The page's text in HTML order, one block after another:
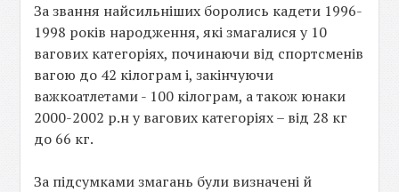
За звання найсильніших боролись кадети 1996-
1998 років народження, які змагалися у 10
вагових категоріях, починаючи від спортсменів
вагою до 42 кілограм і, закінчуючи
важкоатлетами - 100 кілограм, а також юнаки
2000-2002 р.н у вагових категоріях – від 28 кг
до 66 кг.
За підсумками змагань були визначені й